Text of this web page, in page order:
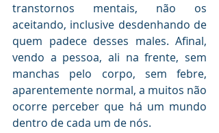
transtornos mentais, não os
aceitando, inclusive desdenhando de
quem padece desses males. Afinal,
vendo a pessoa, ali na frente, sem
manchas pelo corpo, sem febre,
aparentemente normal, a muitos não
ocorre perceber que há um mundo
dentro de cada um de nós.